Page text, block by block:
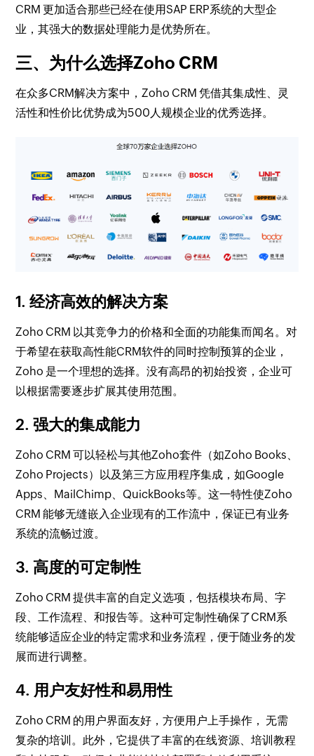
CRM 更加适合那些已经在使用SAP ERP系统的大型企
业，其强大的数据处理能力是优势所在。
三、为什么选择Zoho CRM
在众多CRM解决方案中，Zoho CRM 凭借其集成性、灵
活性和性价比优势成为500人规模企业的优秀选择。
1. 经济高效的解决方案
Zoho CRM 以其竞争力的价格和全面的功能集而闻名。对
于希望在获取高性能CRM软件的同时控制预算的企业，
Zoho 是一个理想的选择。没有高昂的初始投资，企业可
以根据需要逐步扩展其使用范围。
2. 强大的集成能力
Zoho CRM 可以轻松与其他Zoho套件（如Zoho Books、
Zoho Projects）以及第三方应用程序集成，如Google
Apps、MailChimp、QuickBooks等。这一特性使Zoho
CRM 能够无缝嵌入企业现有的工作流中，保证已有业务
系统的流畅过渡。
3. 高度的可定制性
Zoho CRM 提供丰富的自定义选项，包括模块布局、字
段、工作流程、和报告等。这种可定制性确保了CRM系
统能够适应企业的特定需求和业务流程，便于随业务的发
展而进行调整。
4. 用户友好性和易用性
Zoho CRM 的用户界面友好，方便用户上手操作， 无需
复杂的培训。此外，它提供了丰富的在线资源、培训教程